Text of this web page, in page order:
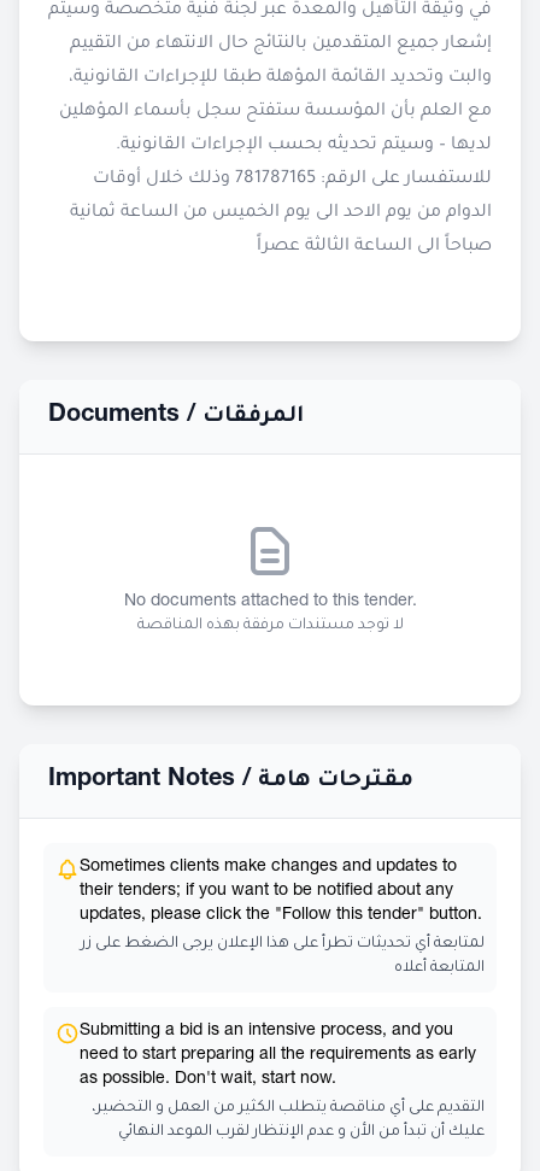
في وثيقة التأهيل والمعدة عبر لجنة فنية متخصصة وسيتم
إشعار جميع المتقدمين بالنتائج حال الانتهاء من التقييم
والبت وتحديد القائمة المؤهلة طبقا للإجراءات القانونية،
مع العلم بأن المؤسسة ستفتح سجل بأسماء المؤهلين
لديها – وسيتم تحديثه بحسب الإجراءات القانونية.
للاستفسار على الرقم: 781787165 وذلك خلال أوقات
الدوام من يوم الاحد الى يوم الخميس من الساعة ثمانية
صباحاً الى الساعة الثالثة عصراً
Documents / المرفقات
No documents attached to this tender.
لا توجد مستندات مرفقة بهذه المناقصة
Important Notes / مقترحات هامة
Sometimes clients make changes and updates to
their tenders; if you want to be notified about any
updates, please click the "Follow this tender" button.
لمتابعة أي تحديثات تطرأ على هذا الإعلان يرجى الضغط على زر
المتابعة أعلاه
Submitting a bid is an intensive process, and you
need to start preparing all the requirements as early
as possible. Don't wait, start now.
التقديم على أي مناقصة يتطلب الكثير من العمل و التحضير،
عليك أن تبدأ من الأن و عدم الإنتظار لقرب الموعد النهائي